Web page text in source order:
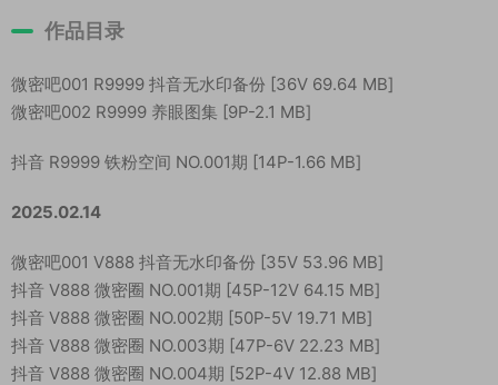
作品目录
微密吧001 R9999 抖音无水印备份 [36V 69.64 MB]
微密吧002 R9999 养眼图集 [9P-2.1 MB]
抖音 R9999 铁粉空间 NO.001期 [14P-1.66 MB]
2025.02.14
微密吧001 V888 抖音无水印备份 [35V 53.96 MB]
抖音 V888 微密圈 NO.001期 [45P-12V 64.15 MB]
抖音 V888 微密圈 NO.002期 [50P-5V 19.71 MB]
抖音 V888 微密圈 NO.003期 [47P-6V 22.23 MB]
抖音 V888 微密圈 NO.004期 [52P-4V 12.88 MB]